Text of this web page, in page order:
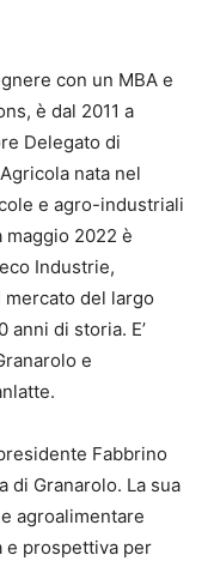
con un MBA e
è dal 2011 a
Delegato di
nata nel
e agro-industriali
2022 è
Industrie,
del largo
di storia. E’
e
Fabbrino
di Granarolo. La sua
agroalimentare
e prospettiva per